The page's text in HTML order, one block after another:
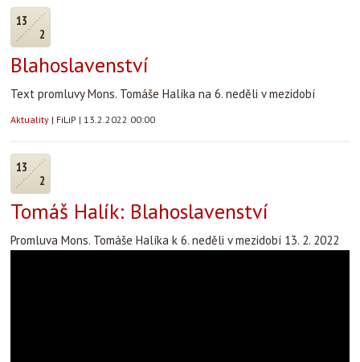
13
2
Blahoslavenství
Text promluvy Mons. Tomáše Halíka na 6. neděli v mezidobí
Aktuality | FiLiP | 13.2.2022 00:00
13
2
Tomáš Halík: Blahoslavenství
Promluva Mons. Tomáše Halíka k 6. neděli v mezidobí 13. 2. 2022